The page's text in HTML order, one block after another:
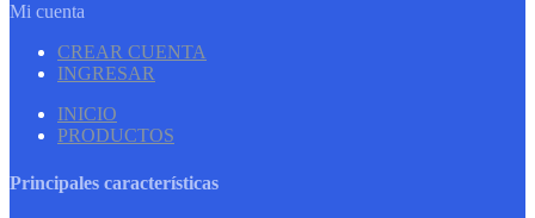
Mi cuenta
CREAR CUENTA
INGRESAR
INICIO
PRODUCTOS
Principales características